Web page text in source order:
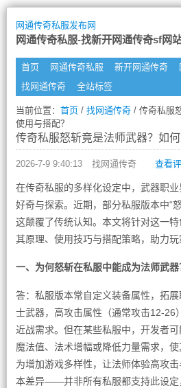
网通传奇私服发布网
网通传奇私服-找新开网通传奇sf网
首页 网通传奇私服 新开网通传奇
找网通传奇
全站标签
当前位置： 首页/ 找网通传奇/ 传奇私服
使用与搭配？
传奇私服怒斩竟是法师武器？如何
2026-7-9 9:40:13 找网通传奇 查看
在传奇私服的多样化设定中，武器职
好奇与探索。近期，部分私服版本中“
这颠覆了传统认知。本文将针对这一
其原理、使用技巧与搭配策略，助力玩
一、为何怒斩在私服中能成为法师武器
答：私服版本常自定义装备属性，拓
士武器，高攻击属性（通常攻击12-26
近战需求。但在某些私服中，开发者
魔法值、法术增幅或降低力量需求，
为增加游戏多样性，让法师体验高攻
本差异——并非所有私服都支持此设定